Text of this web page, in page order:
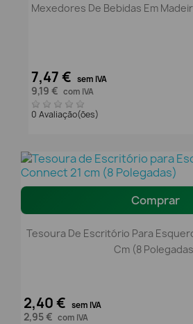
Mexedores De Bebidas Em
7,47 € sem IVA
9,19 € com IVA
0 Avaliação(ões)
Comprar
Tesoura De Escritório Para
Cm (8
2,40 € sem IVA
2,95 € com IVA